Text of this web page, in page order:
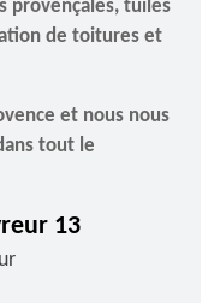
provençales, tuiles
de toitures et
et nous nous
tout le
13